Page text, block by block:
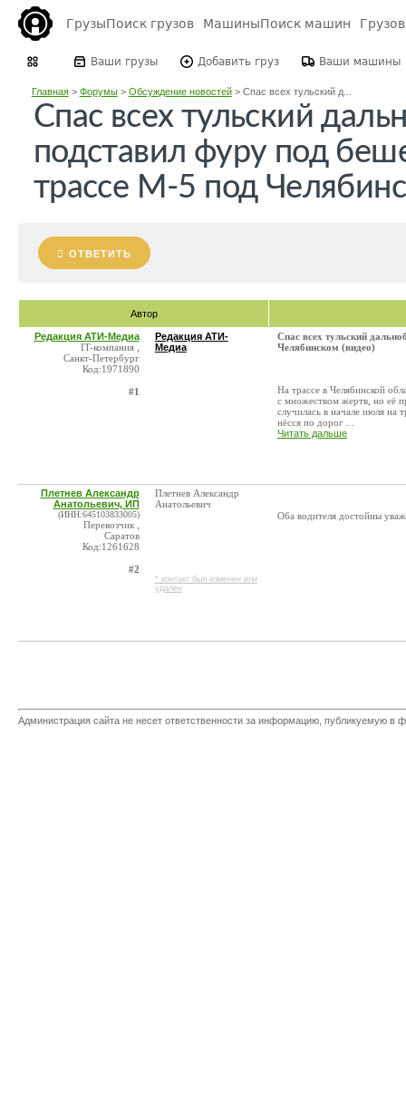
ГрузыПоиск грузов МашиныПоиск машин
Ваши грузы Добавить груз Ваши машины
Главная> Форумы> Обсуждение новостей> Спас всех тульский д...
Спас всех тульский
подставил фуру под
трассе М-5 под
ОТВЕТИТЬ
Автор
Редакция АТИ-Медиа
IT-компания ,
Санкт-Петербург
Код:1971890
#1
Редакция АТИ-
Медиа
Спас всех тульский
Челябинском (видео)
На трассе в Челябинской
с множеством жертв, но её
случилась в начале июля на
нёсся по дорог ...
Читать дальше
Плетнев Александр
Анатольевич, ИП
(ИНН:645103833005)
Перевозчик ,
Саратов
Код:1261628
#2
Плетнев Александр
Анатольевич
* контакт был изменен или
удален
Оба водителя достойны
Администрация сайта не несет ответственности за информацию, публикуемую